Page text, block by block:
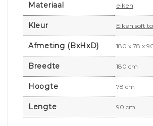
Materiaal eiken
Kleur Eiken soft
Afmeting (BxHxD) 180 x 78 x
Breedte 180 cm
Hoogte 78 cm
Lengte 90 cm